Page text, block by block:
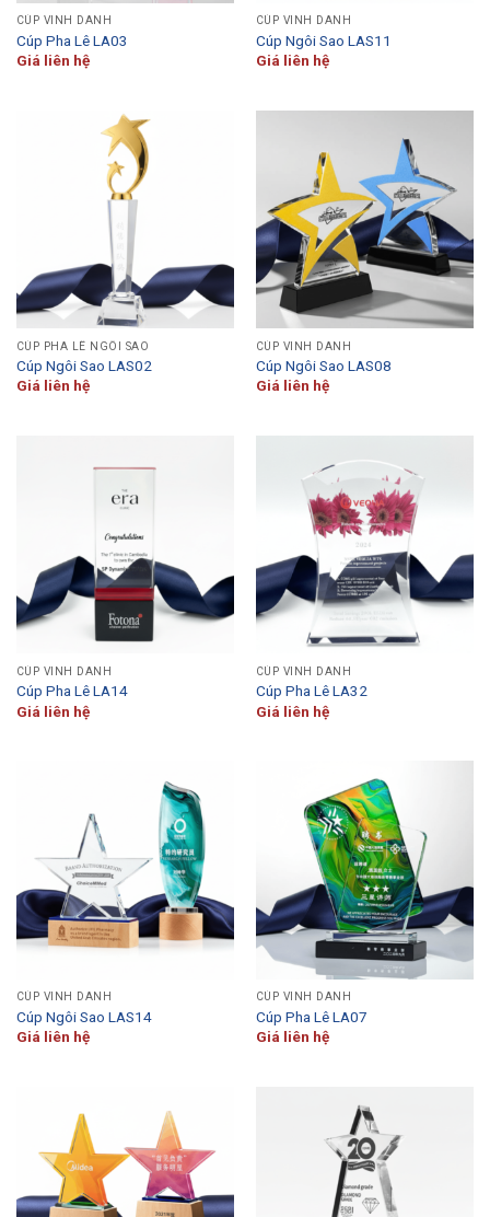
CÚP VINH DANH
Cúp Pha Lê LA03
Giá liên hệ
CÚP VINH DANH
Cúp Ngôi Sao LAS11
Giá liên hệ
CÚP PHA LÊ NGÔI SAO
Cúp Ngôi Sao LAS02
Giá liên hệ
CÚP VINH DANH
Cúp Ngôi Sao LAS08
Giá liên hệ
CÚP VINH DANH
Cúp Pha Lê LA14
Giá liên hệ
CÚP VINH DANH
Cúp Pha Lê LA32
Giá liên hệ
CÚP VINH DANH
Cúp Ngôi Sao LAS14
Giá liên hệ
CÚP VINH DANH
Cúp Pha Lê LA07
Giá liên hệ